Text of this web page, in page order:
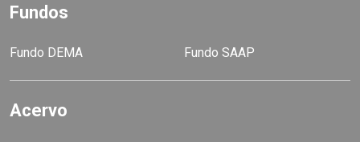
Fundos
Fundo DEMA Fundo SAAP
Acervo